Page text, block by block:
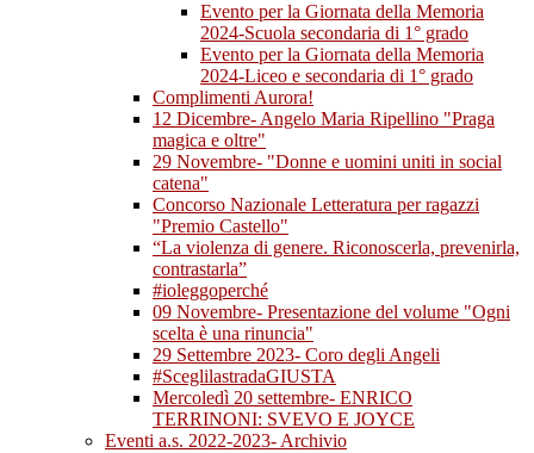
Evento per la Giornata della Memoria
2024-Scuola secondaria di 1° grado
Evento per la Giornata della Memoria
2024-Liceo e secondaria di 1° grado
Complimenti Aurora!
12 Dicembre- Angelo Maria Ripellino "Praga
magica e oltre"
29 Novembre- "Donne e uomini uniti in social
catena"
Concorso Nazionale Letteratura per ragazzi
"Premio Castello"
“La violenza di genere. Riconoscerla, prevenirla,
contrastarla”
#ioleggoperché
09 Novembre- Presentazione del volume "Ogni
scelta è una rinuncia"
29 Settembre 2023- Coro degli Angeli
#SceglilastradaGIUSTA
Mercoledì 20 settembre- ENRICO
TERRINONI: SVEVO E JOYCE
Eventi a.s. 2022-2023- Archivio